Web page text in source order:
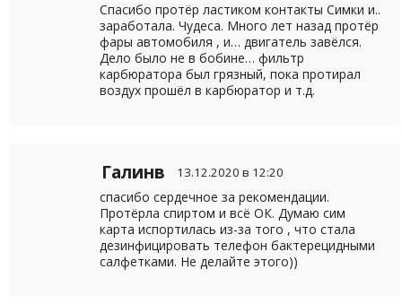
Спасибо протёр ластиком контакты Симки и..
заработала. Чудеса. Много лет назад протёр
фары автомобиля , и… двигатель завёлся.
Дело было не в бобине… фильтр
карбюратора был грязный, пока протирал
воздух прошёл в карбюратор и т.д.
Галинв 13.12.2020 в 12:20
спасибо сердечное за рекомендации.
Протёрла спиртом и всё ОК. Думаю сим
карта испортилась из-за того , что стала
дезинфицировать телефон бактерецидными
салфетками. Не делайте этого))